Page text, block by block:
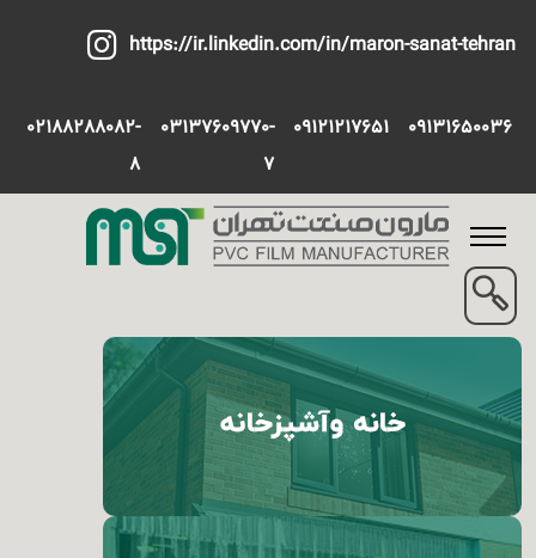
https://ir.linkedin.com/in/maron-sanat-tehran
09131650036
09121217651
03137609770-
7
02188288082-
8